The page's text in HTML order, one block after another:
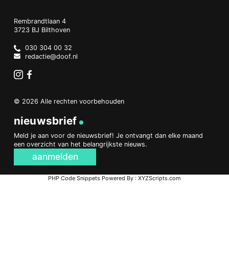
Doof.nl
work
Rembrandtlaan 4
3723 BJ Bilthoven
Netherlands
030 304 00 32
redactie@doof.nl
© 2026 Alle rechten voorbehouden
nieuwsbrief
Meld je aan voor de nieuwsbrief! Je ontvangt dan elke maand
een overzicht van het belangrijkste nieuws.
aanmelden
PHP Code Snippets Powered By : XYZScripts.com